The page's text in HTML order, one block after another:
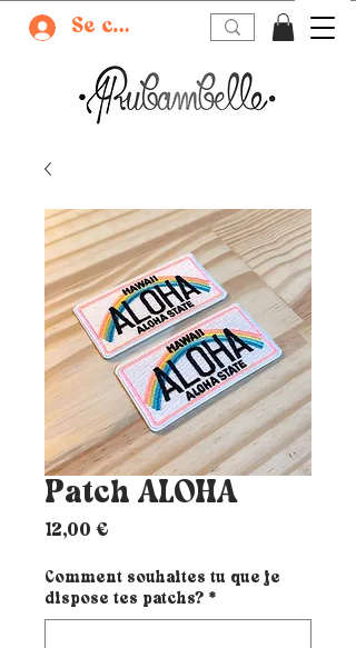
Se connecter
Patch ALOHA
12,00 €
Comment souhaites tu que je
dispose tes patchs? *